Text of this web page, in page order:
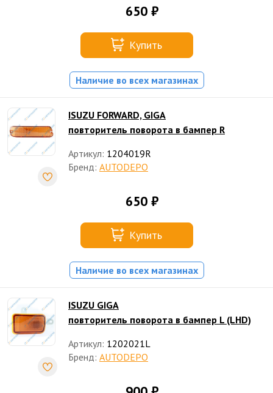
650 ₽
Купить
Наличие во всех магазинах
ISUZU FORWARD, GIGA
повторитель поворота в бампер R
Артикул: 1204019R
Бренд: AUTODEPO
650 ₽
Купить
Наличие во всех магазинах
ISUZU GIGA
повторитель поворота в бампер L (LHD)
Артикул: 1202021L
Бренд: AUTODEPO